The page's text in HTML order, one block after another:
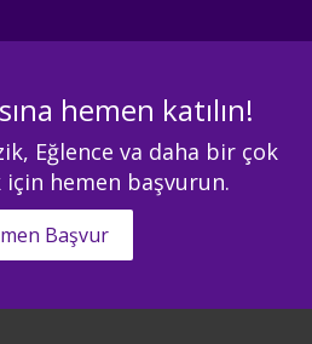
hemen katılın!
Eğlence va daha bir çok
hemen başvurun.
Başvur